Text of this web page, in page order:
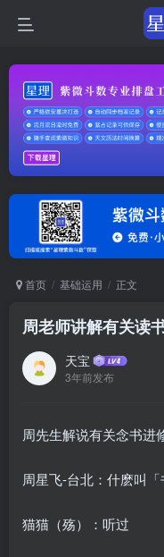
首页 基础运用 正文
周老师讲解有关读
天宝
3年前发布
周先生解说有关念书进
周星飞-台北：什麽叫
猫猫（殇）：听过